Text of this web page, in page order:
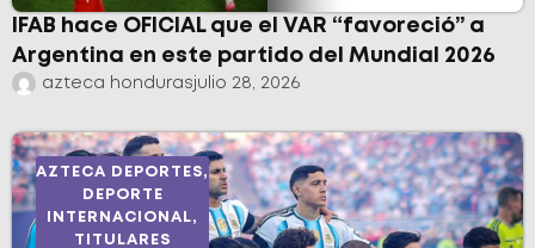
IFAB hace OFICIAL que el VAR “favoreció” a
Argentina en este partido del Mundial 2026
azteca hondurasjulio 28, 2026
AZTECA DEPORTES,
DEPORTE
INTERNACIONAL,
TITULARES